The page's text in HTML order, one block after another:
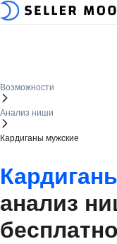
Возможности
Анализ ниши
Кардиганы мужские
анализ
бесплатно